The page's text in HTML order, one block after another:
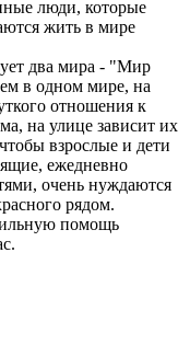
люди, которые
жить в мире
два мира - "Мир
в одном мире, на
отношения к
на улице зависит их
взрослые и дети
ежедневно
очень нуждаются
рядом.
помощь